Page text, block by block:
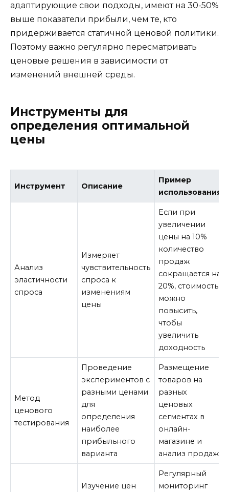
адаптирующие свои подходы, имеют на 30-50%
выше показатели прибыли, чем те, кто
придерживается статичной ценовой политики.
Поэтому важно регулярно пересматривать
ценовые решения в зависимости от
изменений внешней среды.
Инструменты для
определения оптимальной
цены
Инструмент Описание
Пример
использования
Анализ
эластичности
спроса
Измеряет
чувствительность
спроса к
изменениям
цены
Если при
увеличении
цены на 10%
количество
продаж
сокращается на
20%, стоимость
можно
повысить,
чтобы
увеличить
доходность
Метод
ценового
тестирования
Проведение
экспериментов с
разными ценами
для
определения
наиболее
прибыльного
варианта
Размещение
товаров на
разных
ценовых
сегментах в
онлайн-
магазине и
анализ продаж
Изучение цен
Регулярный
мониторинг